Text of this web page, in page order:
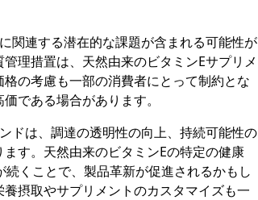
関連する潜在的な課題が含まれる可能性が
理措置は、天然由来のビタミンEサプリメ
の考慮も一部の消費者にとって制約とな
である場合があります。
ドは、調達の透明性の向上、持続可能性の
す。天然由来のビタミンEの特定の健康
くことで、製品革新が促進されるかもし
摂取やサプリメントのカスタマイズも一